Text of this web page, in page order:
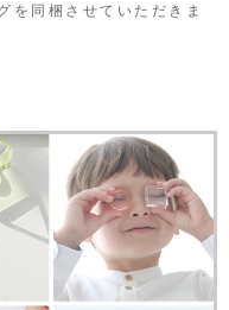
を同梱させていただきま